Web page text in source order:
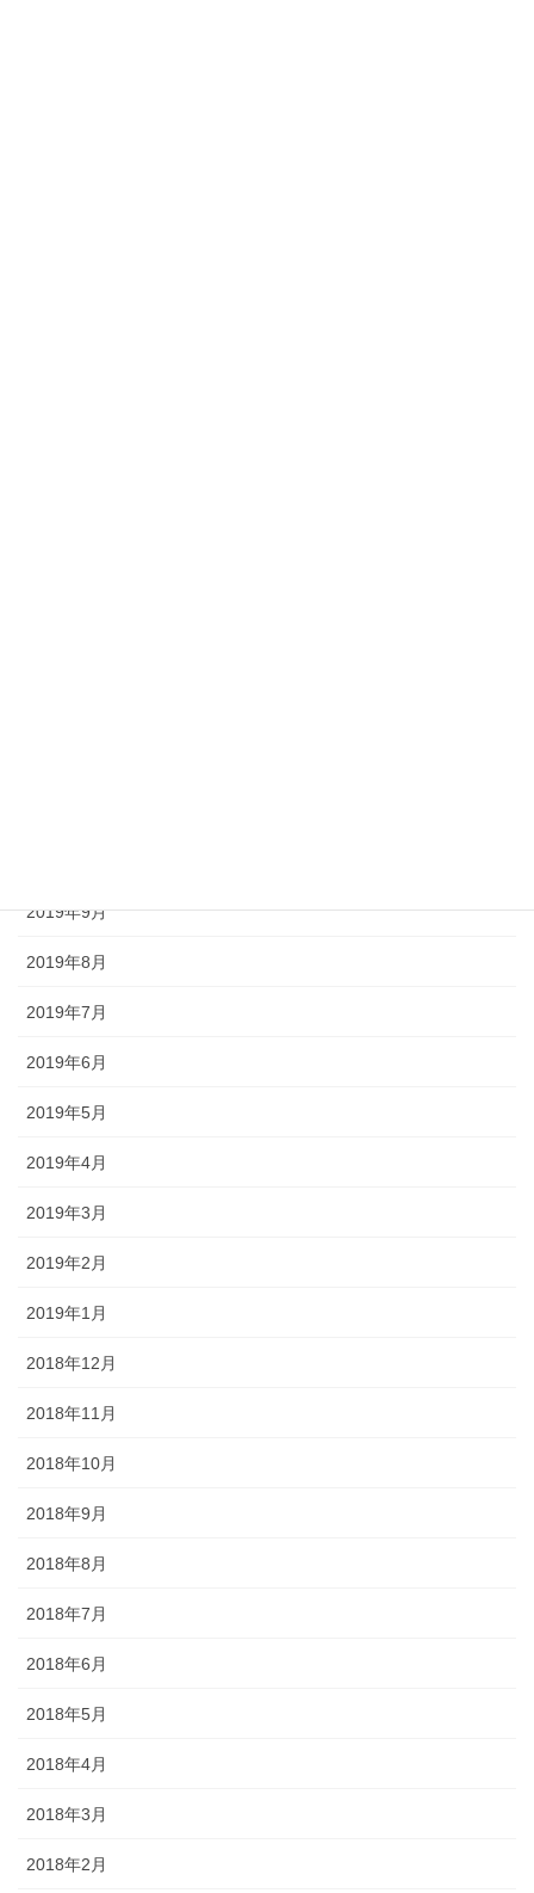
2019年9月
2019年8月
2019年7月
2019年6月
2019年5月
2019年4月
2019年3月
2019年2月
2019年1月
2018年12月
2018年11月
2018年10月
2018年9月
2018年8月
2018年7月
2018年6月
2018年5月
2018年4月
2018年3月
2018年2月